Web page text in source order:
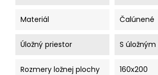
Materiál Čalúnené
Úložný priestor S
Rozmery ložnej plochy 160x200